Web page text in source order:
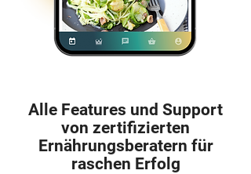
Alle Features und Support
von zertifizierten
Ernährungsberatern für
raschen Erfolg